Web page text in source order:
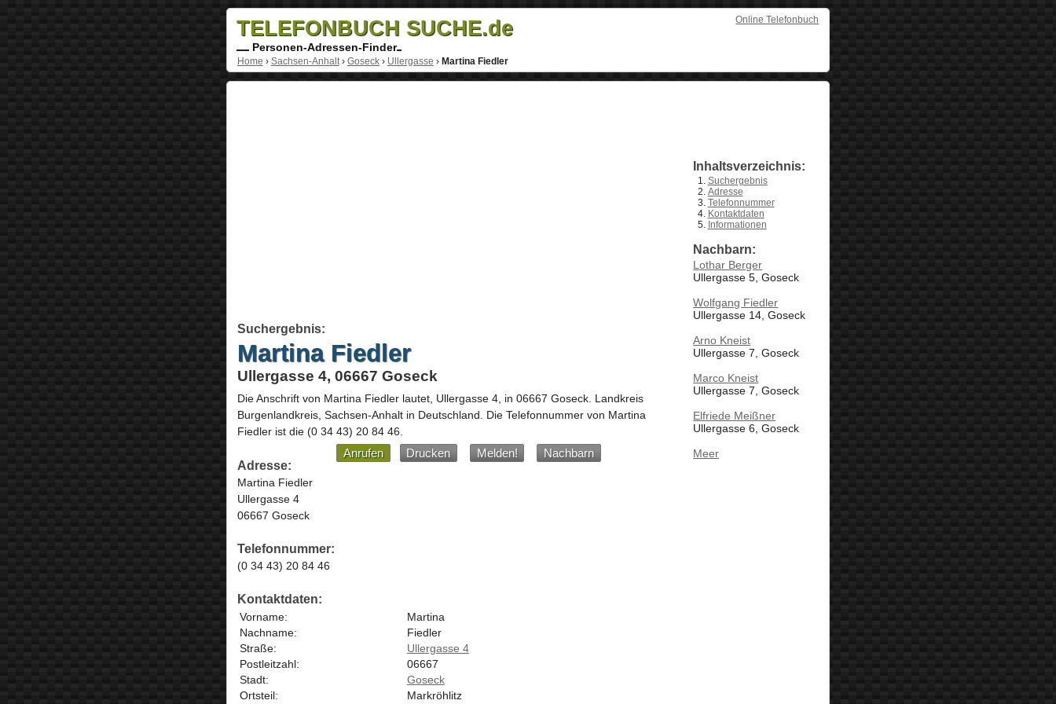
Online Telefonbuch
TELEFONBUCH SUCHE.de
Personen-Adressen-Finder
Home › Sachsen-Anhalt› Goseck› Ullergasse › Martina Fiedler
Suchergebnis:
Martina Fiedler
Ullergasse 4, 06667 Goseck
Die Anschrift von Martina Fiedlerlautet, Ullergasse 4, in 06667 Goseck. Landkreis
Burgenlandkreis, Sachsen-Anhaltin Deutschland. Die Telefonnummer von Martina
Fiedler ist die (0 34 43) 20 84 46.
Anrufen Drucken Melden!
Nachbarn
Adresse:
Martina Fiedler
Ullergasse 4
06667 Goseck
Telefonnummer:
(0 34 43) 20 84 46
Kontaktdaten:
Vorname:
Martina
Nachname:
Fiedler
Straße:
Ullergasse 4
Postleitzahl:
06667
Stadt:
Goseck
Ortsteil:
Markröhlitz
Inhaltsverzeichnis:
Suchergebnis
Adresse
Telefonnummer
Kontaktdaten
Informationen
Nachbarn:
Lothar Berger
Ullergasse 5, Goseck
Wolfgang Fiedler
Ullergasse 14, Goseck
Arno Kneist
Ullergasse 7, Goseck
Marco Kneist
Ullergasse 7, Goseck
Elfriede Meißner
Ullergasse 6, Goseck
Meer